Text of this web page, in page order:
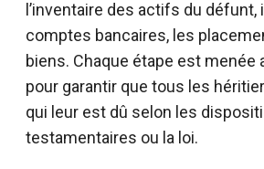
l’inventaire des actifs du défunt,
comptes bancaires, les
biens. Chaque étape est menée
pour garantir que tous les
qui leur est dû selon les
testamentaires ou la loi.